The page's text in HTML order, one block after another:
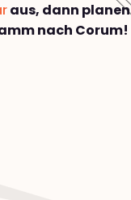
aus, dann planen
nach Corum!